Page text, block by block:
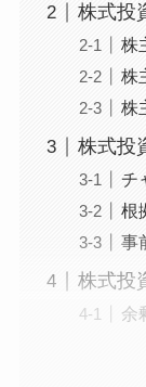
株式投
株
株
株
株式投
チ
根
事
株式投
余